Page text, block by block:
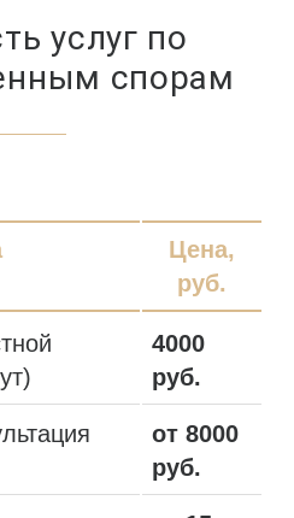
услуг по
спорам
Цена,
руб.
4000
руб.
от 8000
руб.